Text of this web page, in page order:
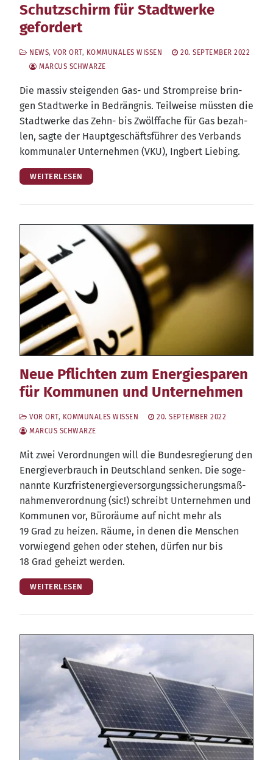
Schutzschirm für Stadtwerke
gefordert
NEWS, VOR ORT, KOMMUNALES WISSEN
20. SEPTEMBER 2022
MARCUS SCHWARZE
Die mas­siv stei­gen­den Gas- und Strom­prei­se brin­
gen Stadt­wer­ke in Bedräng­nis. Teil­wei­se müss­ten die
Stadt­wer­ke das Zehn- bis Zwölf­fa­che für Gas bezah­
len, sag­te der Haupt­ge­schäfts­füh­rer des Ver­bands
kom­mu­na­ler Unter­neh­men (VKU), Ing­bert Liebing.
WEITERLESEN
Neue Pflichten zum Energiesparen
für Kommunen und Unternehmen
VOR ORT, KOMMUNALES WISSEN
20. SEPTEMBER 2022
MARCUS SCHWARZE
Mit zwei Ver­ord­nun­gen will die Bun­des­re­gie­rung den
Ener­gie­ver­brauch in Deutsch­land sen­ken. Die soge­
nann­te Kurz­fris­t­ener­gie­ver­sor­gungs­si­che­rungs­maß­
nah­men­ver­ord­nung (sic!) schreibt Unter­neh­men und
Kom­mu­nen vor, Büro­räu­me auf nicht mehr als
19 Grad zu hei­zen. Räu­me, in denen die Men­schen
vor­wie­gend gehen oder ste­hen, dür­fen nur bis
18 Grad geheizt werden.
WEITERLESEN